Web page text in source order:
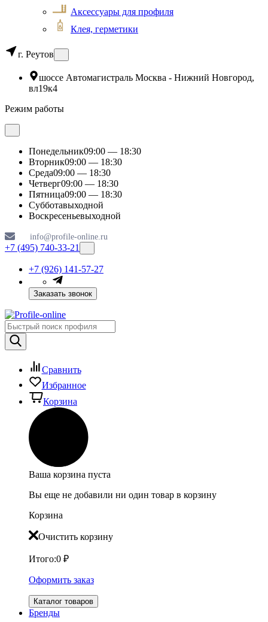
Аксессуары для профиля
Клея, герметики
г. Реутов
шоссе Автомагистраль Москва - Нижний Новгород,
вл19к4
Режим работы
Понедельник09:00 — 18:30
Вторник09:00 — 18:30
Среда09:00 — 18:30
Четверг09:00 — 18:30
Пятница09:00 — 18:30
Субботавыходной
Воскресеньевыходной
info@profile-online.ru
+7 (495) 740-33-21
+7 (926) 141-57-27
Заказать звонок
Сравнить
Избранное
Корзина
Ваша корзина пуста
Вы еще не добавили ни один товар в корзину
Корзина
Очистить корзину
Итого:0 ₽
Оформить заказ
Каталог товаров
Бренды